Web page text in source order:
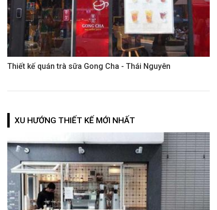
Thiết kế quán trà sữa Gong Cha - Thái Nguyên
XU HƯỚNG THIẾT KẾ MỚI NHẤT